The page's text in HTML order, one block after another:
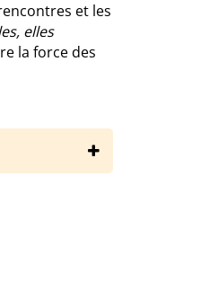
et les
elles
la force des
rallumer-les-etoiles/resume